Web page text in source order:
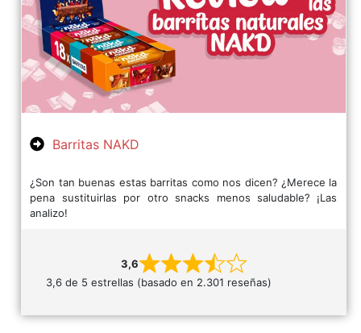
Barritas NAKD
¿Son tan buenas estas barritas como nos dicen? ¿Merece la
pena sustituirlas por otro snacks menos saludable? ¡Las
analizo!
3,6
3,6 de 5 estrellas (basado en 2.301 reseñas)